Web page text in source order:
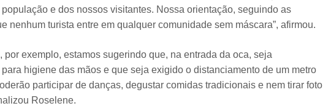
e dos nossos visitantes. Nossa orientação, seguindo as
nenhum turista entre em qualquer comunidade sem máscara”, afirmou.
por exemplo, estamos sugerindo que, na entrada da oca, seja
higiene das mãos e que seja exigido o distanciamento de um metro
participar de danças, degustar comidas tradicionais e nem tirar foto
Roselene.